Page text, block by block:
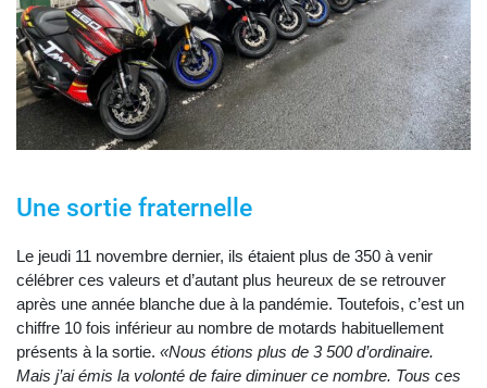
Une sortie fraternelle
Le jeudi 11 novembre dernier, ils étaient plus de 350 à venir
célébrer ces valeurs et d’autant plus heureux de se retrouver
après une année blanche due à la pandémie. Toutefois, c’est un
chiffre 10 fois inférieur au nombre de motards habituellement
présents à la sortie. «Nous étions plus de 3 500 d’ordinaire.
Mais j’ai émis la volonté de faire diminuer ce nombre. Tous ces